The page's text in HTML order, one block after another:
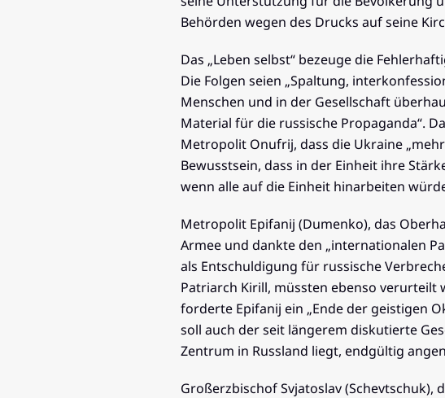
Behörden wegen des Drucks auf seine
Das „Leben selbst“ bezeuge die
Die Folgen seien „Spaltung,
Menschen und in der Gesellschaft
Material für die russische Propaganda“.
Metropolit Onufrij, dass die Ukraine
Bewusstsein, dass in der Einheit ihre
wenn alle auf die Einheit hinarbeiten
Metropolit Epifanij (Dumenko), das
Armee und dankte den „internationalen
als Entschuldigung für russische
Patriarch Kirill, müssten ebenso verurteilt
forderte Epifanij ein „Ende der geistigen
soll auch der seit längerem diskutierte
Zentrum in Russland liegt, endgültig
Großerzbischof Svjatoslav (Schevtschuk),